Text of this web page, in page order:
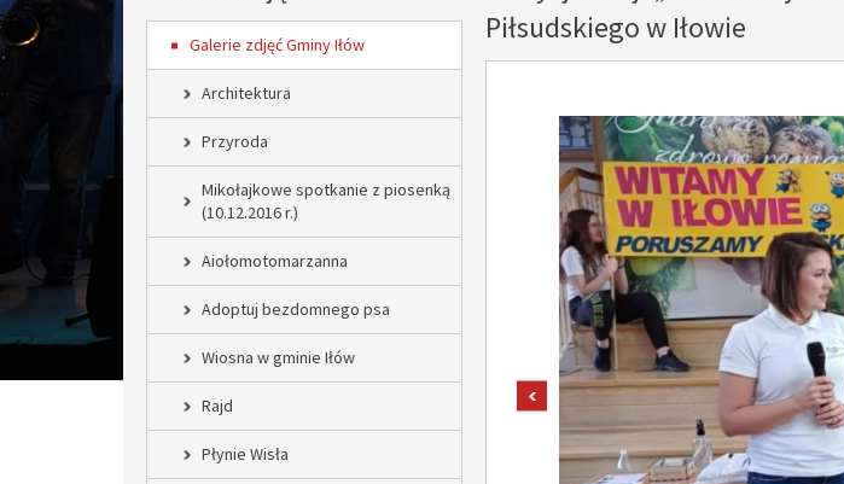
Galerie zdjęć Gminy Iłów
Architektura
Przyroda
Mikołajkowe spotkanie z piosenką
(10.12.2016 r.)
Aiołomotomarzanna
Adoptuj bezdomnego psa
Wiosna w gminie Iłów
Rajd
Płynie Wisła
Piłsudskiego w Iłowie
pokaż poprzednie zdjęcie